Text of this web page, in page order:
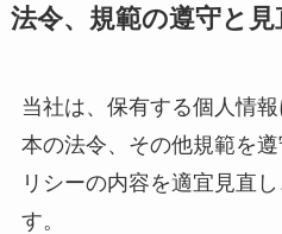
法令、規範の遵守と見
当社は、保有する個人情
本の法令、その他規範を
リシーの内容を適宜見直
す。